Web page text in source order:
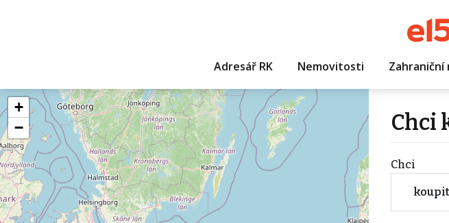
Adresář RK Nemovitosti
+
−
Chci
Chci
koupit